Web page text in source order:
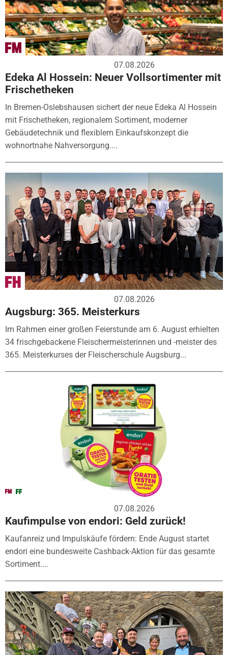
07.08.2026
Edeka Al Hossein: Neuer Vollsortimenter mit
Frischetheken
In Bremen-Oslebshausen sichert der neue Edeka Al Hossein
mit Frischetheken, regionalem Sortiment, moderner
Gebäudetechnik und flexiblem Einkaufskonzept die
wohnortnahe Nahversorgung....
07.08.2026
Augsburg: 365. Meisterkurs
Im Rahmen einer großen Feierstunde am 6. August erhielten
34 frischgebackene Fleischermeisterinnen und -meister des
365. Meisterkurses der Fleischerschule Augsburg...
07.08.2026
Kaufimpulse von endori: Geld zurück!
Kaufanreiz und Impulskäufe fördern: Ende August startet
endori eine bundesweite Cashback-Aktion für das gesamte
Sortiment....